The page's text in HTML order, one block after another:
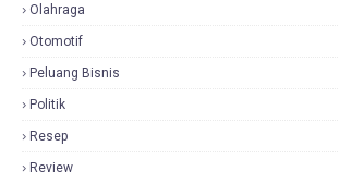
Olahraga
Otomotif
Peluang Bisnis
Politik
Resep
Review